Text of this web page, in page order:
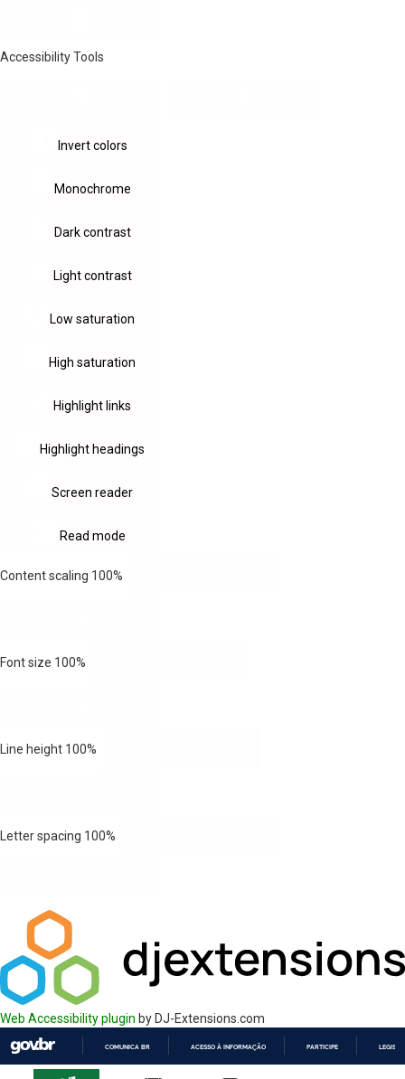
Accessibility Tools
Invert colors
Monochrome
Dark contrast
Light contrast
Low saturation
High saturation
Highlight links
Highlight headings
Screen reader
Read mode
Content scaling 100%
Font size 100%
Line height 100%
Letter spacing 100%
Web Accessibility plugin by DJ-Extensions.com
COMUNICA BR ACESSO À INFORMAÇÃO PARTICIPE